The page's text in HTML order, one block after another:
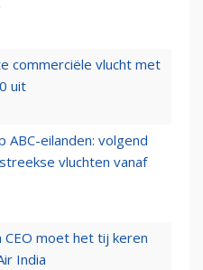
commerciële vlucht met
uit
ABC-eilanden: volgend
vluchten vanaf
CEO moet het tij keren
India